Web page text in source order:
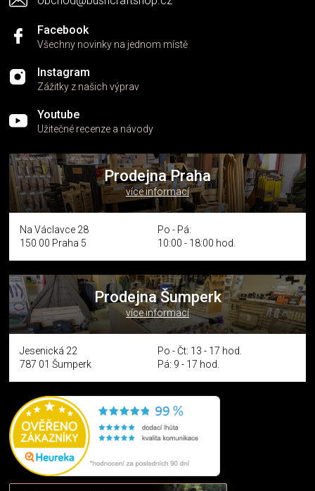
Facebook
Všechny novinky na jednom místě
Instagram
Zážitky z našich výprav
Youtube
Užitečné recenze a návody
Prodejna Praha
více informací
Na Václavce 28
150 00 Praha 5
Po - Pá:
10:00 - 18:00 hod.
Prodejna Šumperk
více informací
Jesenická 22
787 01 Šumperk
Po - Čt: 13 - 17 hod.
Pá: 9 - 17 hod.